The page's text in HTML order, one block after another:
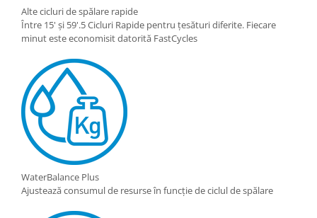
Alte cicluri de spălare rapide
Între 15' și 59'.5 Cicluri Rapide pentru țesături diferite. Fiecare
minut este economisit datorită FastCycles
WaterBalance Plus
Ajustează consumul de resurse în funcție de ciclul de spălare